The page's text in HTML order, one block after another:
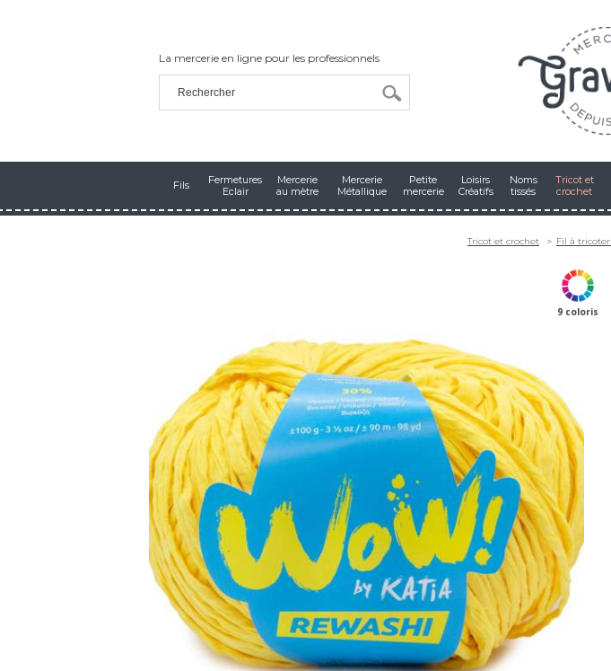
La mercerie en ligne pour les professionnels
Fils
Fermetures
Eclair
Mercerie
au mètre
Mercerie
Métallique
Petite
mercerie
Loisirs
Créatifs
Noms
tissés
Tricot et
crochet
Tricot et crochet Fil à tricoter
9 coloris